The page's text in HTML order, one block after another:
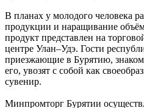
В планах у молодого человека
продукции и наращивание
продукт представлен на
центре Улан–Удэ. Гости
приезжающие в Бурятию,
его, увозят с собой как
сувенир.
Минпромторг Бурятии